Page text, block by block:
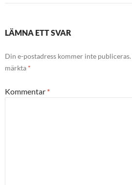
LÄMNA ETT SVAR
Din e-postadress kommer inte publiceras.
märkta *
Kommentar *